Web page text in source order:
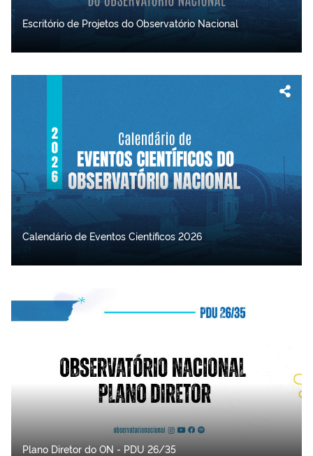
Escritório de Projetos do Observatório Nacional
Calendário de Eventos Científicos 2026
Plano Diretor do ON - PDU 26/35